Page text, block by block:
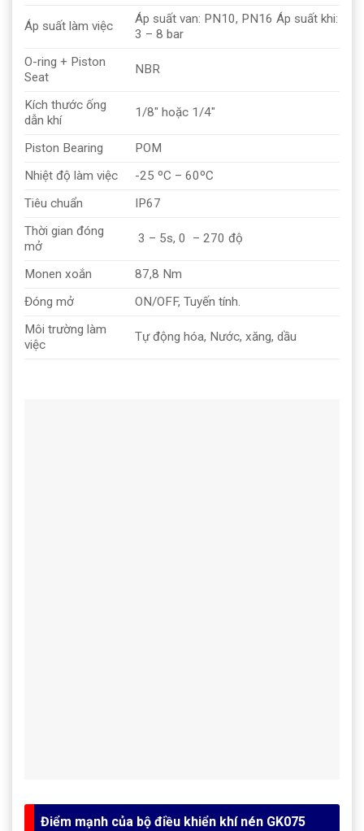
Áp suất làm việc
Áp suất van: PN10, PN16 Áp suất khi:
3 – 8 bar
O-ring + Piston
Seat
NBR
Kích thước ống
dẫn khí
1/8″ hoặc 1/4″
Piston Bearing
POM
Nhiệt độ làm việc
-25 ºC – 60ºC
Tiêu chuẩn
IP67
Thời gian đóng
mở
3 – 5s, 0 – 270 độ
Monen xoắn
87,8 Nm
Đóng mở
ON/OFF, Tuyến tính.
Môi trường làm
việc
Tự động hóa, Nước, xăng, dầu
Điểm mạnh của bộ điều khiển khí nén GK075